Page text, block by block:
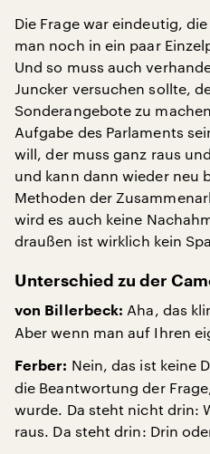
Die Frage war eindeutig,
man noch in ein paar
Und so muss auch
Juncker versuchen sollte,
Sonderangebote zu
Aufgabe des Parlaments
will, der muss ganz raus
und kann dann wieder neu
Methoden der
wird es auch keine
draußen ist wirklich kein
Unterschied zu der
von Billerbeck: Aha, das
Aber wenn man auf Ihren
Ferber: Nein, das ist keine
die Beantwortung der
wurde. Da steht nicht drin:
raus. Da steht drin: Drin